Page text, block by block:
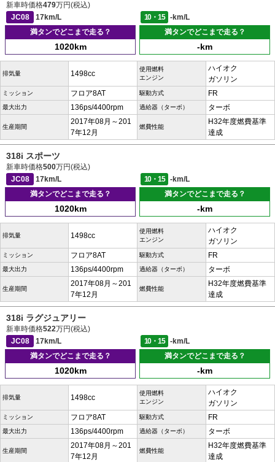
新車時価格479万円(税込)
JC08
17km/L 10・15
-km/L
満タンでどこまで走る？
1020km
満タンでどこまで走る？
-km
排気量 1498cc
使用燃料
エンジン
ハイオク
ガソリン
ミッション フロア8AT 駆動方式 FR
最大出力 136ps/4400rpm 過給器（ターボ） ターボ
生産期間
2017年08月～201
7年12月
燃費性能
H32年度燃費基準
達成
318i スポーツ
新車時価格500万円(税込)
JC08
17km/L 10・15
-km/L
満タンでどこまで走る？
1020km
満タンでどこまで走る？
-km
排気量 1498cc
使用燃料
エンジン
ハイオク
ガソリン
ミッション フロア8AT 駆動方式 FR
最大出力 136ps/4400rpm 過給器（ターボ） ターボ
生産期間
2017年08月～201
7年12月
燃費性能
H32年度燃費基準
達成
318i ラグジュアリー
新車時価格522万円(税込)
JC08
17km/L 10・15
-km/L
満タンでどこまで走る？
1020km
満タンでどこまで走る？
-km
排気量 1498cc
使用燃料
エンジン
ハイオク
ガソリン
ミッション フロア8AT 駆動方式 FR
最大出力 136ps/4400rpm 過給器（ターボ） ターボ
生産期間
2017年08月～201
7年12月
燃費性能
H32年度燃費基準
達成